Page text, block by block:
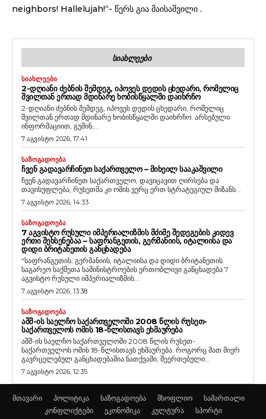
neighbors! Hallelujah!“- წერს გია მაისაშვილი .
ᲡᲘᲐᲮᲚᲔᲔᲑᲘ
ᲡᲘᲐᲮᲚᲔᲔᲑᲘ
2-ᲓᲦᲘᲐᲜᲘ ᲫᲔᲑᲜᲘᲡ ᲨᲔᲛᲓᲔᲒ, ᲘᲞᲝᲕᲔᲡ ᲓᲔᲓᲘᲡ ᲪᲮᲔᲓᲐᲠᲘ, ᲠᲝᲛᲔᲚᲘᲪ
ᲨᲕᲘᲚᲗᲐᲜ ᲔᲠᲗᲐᲓ ᲛᲓᲘᲜᲐᲠᲔ ᲮᲝᲑᲘᲡᲬᲧᲐᲚᲨᲘ ᲓᲐᲘᲮᲠᲩᲝ
2-დღიანი ძებნის შემდეგ, იპოვეს დედის ცხედარი, რომელიც
შვილთან ერთად მდინარე ხობისწყალში დაიხრჩო. არსებული
ინფორმაციით, გუშინ,...
7 აგვისტო 2026, 17:41
ᲡᲐᲖᲝᲒᲐᲓᲝᲔᲑᲐ
ᲩᲕᲔᲜ ᲒᲐᲓᲐᲕᲐᲠᲩᲘᲜᲔᲗ ᲡᲐᲥᲐᲠᲗᲕᲔᲚᲝ – ᲛᲘᲮᲔᲘᲚ ᲡᲐᲐᲙᲐᲨᲕᲘᲚᲘ
ჩვენ გადავარჩინეთ საქართველო, დავიცავით ღირსება და
თავისუფლება, რუსეთმა კი ომის ვერც ერთ სტრატეგიულ მიზანს...
7 აგვისტო 2026, 14:33
ᲡᲐᲖᲝᲒᲐᲓᲝᲔᲑᲐ
7 ᲐᲒᲕᲘᲡᲢᲝ ᲠᲣᲡᲣᲚᲘ ᲘᲛᲞᲔᲠᲘᲐᲚᲘᲖᲛᲘᲡ ᲛᲫᲘᲛᲔ ᲨᲔᲓᲔᲒᲔᲑᲘᲡ ᲙᲘᲓᲔᲕ
ᲔᲠᲗᲘ ᲨᲔᲮᲡᲔᲜᲔᲑᲐᲐ – ᲡᲐᲤᲠᲐᲜᲒᲔᲗᲘᲡ, ᲒᲔᲠᲛᲐᲜᲘᲘᲡ, ᲘᲢᲐᲚᲘᲘᲡᲐ ᲓᲐ
ᲓᲘᲓᲘ ᲑᲠᲘᲢᲐᲜᲔᲗᲘᲡ ᲒᲐᲜᲪᲮᲐᲓᲔᲑᲐ
“საფრანგეთის, გერმანიის, იტალიისა და დიდი ბრიტანეთის
საგარეო საქმეთა სამინისტროების ერთობლივი განცხადება 7
აგვისტო რუსული იმპერიალიზმის...
7 აგვისტო 2026, 13:38
ᲡᲐᲖᲝᲒᲐᲓᲝᲔᲑᲐ
ᲐᲨᲨ-ᲘᲡ ᲡᲐᲔᲚᲩᲝ ᲡᲐᲥᲐᲠᲗᲕᲔᲚᲝᲨᲘ 2008 ᲬᲚᲘᲡ ᲠᲣᲡᲔᲗ-
ᲡᲐᲥᲐᲠᲗᲕᲔᲚᲝᲡ ᲝᲛᲘᲡ 18-ᲬᲚᲘᲡᲗᲐᲕᲡ ᲔᲮᲛᲐᲣᲠᲔᲑᲐ
აშშ-ის საელჩო საქართველოში 2008 წლის რუსეთ-
საქართველოს ომის 18-წლისთავს ეხმაურება. როგორც მათ მიერ
გავრცელებულ განცხადებაშია ნათქვამი, შეერთებული...
7 აგვისტო 2026, 12:35
მთავარი პოლიტიკა საზოგადოება მსოფლიო
სამართალი
კონფლიქტები
ეკონომიკა კულტურა სპორტი